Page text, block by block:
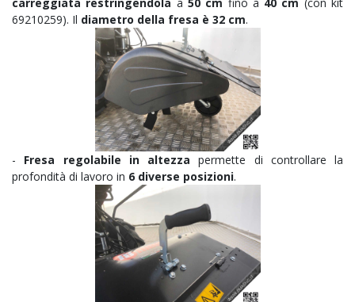
69210259). Il diametro della fresa è 32 cm.
- Fresa regolabile in altezza permette di controllare la
profondità di lavoro in 6 diverse posizioni.